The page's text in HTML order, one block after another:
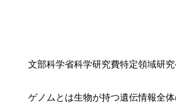
文部科学省科学研究費特定領域研
ゲノムとは生物が持つ遺伝情報全